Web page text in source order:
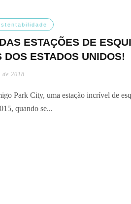
ESTAÇÕES DE ESQUI
ESTADOS UNIDOS!
de 2018
Park City, uma estação incrível de
quando se...